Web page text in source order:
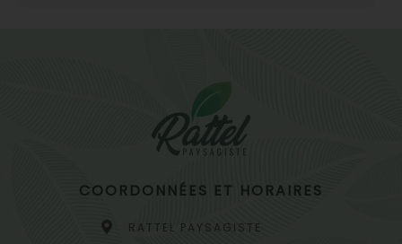
COORDONNÉES ET HORAIRES
RATTEL PAYSAGISTE